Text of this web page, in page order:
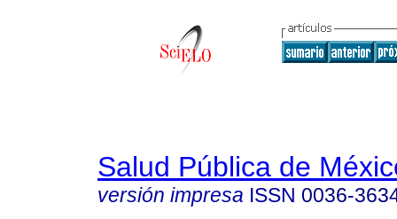
Salud Pública de
versión impresa ISSN 0036-